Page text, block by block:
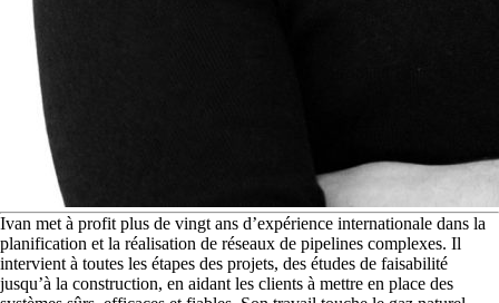
Ivan met à profit plus de vingt ans d’expérience internationale dans la
planification et la réalisation de réseaux de pipelines complexes. Il
intervient à toutes les étapes des projets, des études de faisabilité
jusqu’à la construction, en aidant les clients à mettre en place des